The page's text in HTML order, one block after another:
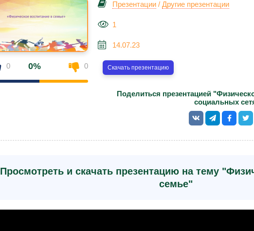
0 0% 0
Презентации / Другие презентации
1
14.07.23
Скачать презентацию
Поделиться презентацией
социальных
Просмотреть и скачать презентацию на тему
семье"